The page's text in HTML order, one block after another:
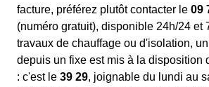
facture, préférez plutôt contacter le 09
(numéro gratuit), disponible 24h/24 et
travaux de chauffage ou d'isolation,
depuis un fixe est mis à la disposition
: c'est le 39 29, joignable du lundi au